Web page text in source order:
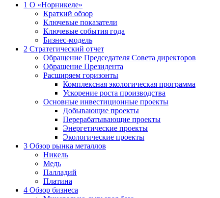
1 О «Норникеле»
Краткий обзор
Ключевые показатели
Ключевые события года
Бизнес-модель
2 Стратегический отчет
Обращение Председателя Совета директоров
Обращение Президента
Расширяем горизонты
Комплексная экологическая программа
Ускорение роста производства
Основные инвестиционные проекты
Добывающие проекты
Перерабатывающие проекты
Энергетические проекты
Экологические проекты
3 Обзор рынка металлов
Никель
Медь
Палладий
Платина
4 Обзор бизнеса